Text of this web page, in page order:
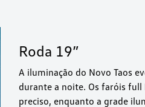
Roda 19”
A iluminação do Novo Taos
durante a noite. Os faróis
preciso, enquanto a grade